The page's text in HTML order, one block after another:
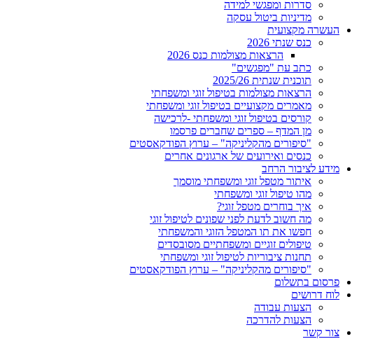
סדרות ומפגשי למידה
מדיניות ביטול עסקה
העשרה מקצועית
כנס שנתי 2026
הרצאות מצולמות כנס 2026
כתב עת "מפגשים"
תוכנית שנתית 2025/26
הרצאות מצולמות בטיפול זוגי ומשפחתי
מאמרים מקצועיים בטיפול זוגי ומשפחתי
קורסים בטיפול זוגי ומשפחתי -לרכישה
מן המדף – ספרים שחברים פרסמו
"סיפורים מהקליניקה" – ערוץ הפודקאסטים
כנסים ואירועים של ארגונים אחרים
מידע לציבור הרחב
איתור מטפל זוגי ומשפחתי מוסמך
מהו טיפול זוגי ומשפחתי
איך בוחרים מטפל זוגי?
מה חשוב לדעת לפני שפונים לטיפול זוגי
חפשו את תו המטפל הזוגי והמשפחתי
טיפולים זוגיים ומשפחתיים מסובסדים
תחנות ציבוריות לטיפול זוגי ומשפחתי
"סיפורים מהקליניקה" – ערוץ הפודקאסטים
פרסום בתשלום
לוח דרושים
הצעות עבודה
הצעות להדרכה
צור קשר